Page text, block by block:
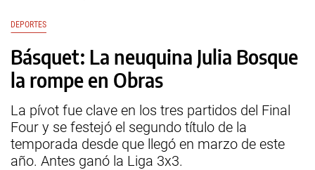
DEPORTES
Básquet: La neuquina Julia Bosque
la rompe en Obras
La pívot fue clave en los tres partidos del Final
Four y se festejó el segundo título de la
temporada desde que llegó en marzo de este
año. Antes ganó la Liga 3x3.